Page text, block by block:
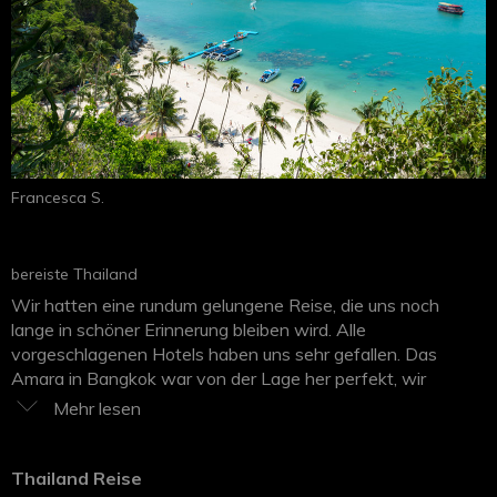
nochmals an Silvia Rimoldi für seine Kompetenz und
freundliche Art.
Francesca S.
bereiste Thailand
Wir hatten eine rundum gelungene Reise, die uns noch
lange in schöner Erinnerung bleiben wird. Alle
vorgeschlagenen Hotels haben uns sehr gefallen. Das
Amara in Bangkok war von der Lage her perfekt, wir
konnten uns gut mit ÖVs bewegen. Zimmer, Frühstück und
und das Zimmer war sehr geräumig mit einem grossen
Thailand Reise